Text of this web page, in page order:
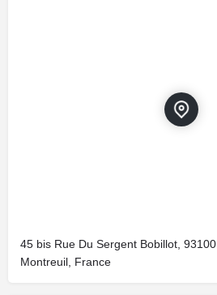
45 bis Rue Du Sergent Bobillot, 93100
Montreuil, France